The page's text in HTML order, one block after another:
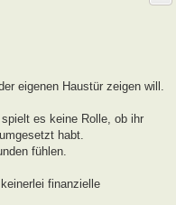
eigenen Haustür zeigen will.
es keine Rolle, ob ihr
habt.
fühlen.
finanzielle